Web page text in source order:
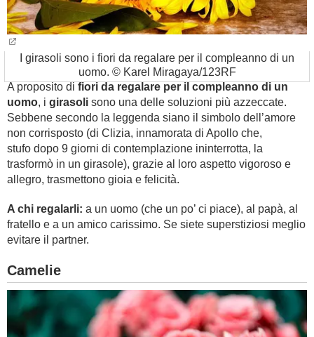
I girasoli sono i fiori da regalare per il compleanno di un
uomo. © Karel Miragaya/123RF
A proposito di fiori da regalare per il compleanno di un
uomo, i girasoli sono una delle soluzioni più azzeccate.
Sebbene secondo la leggenda siano il simbolo dell’amore
non corrisposto (di Clizia, innamorata di Apollo che,
stufo dopo 9 giorni di contemplazione ininterrotta, la
trasformò in un girasole), grazie al loro aspetto vigoroso e
allegro, trasmettono gioia e felicità.
A chi regalarli: a un uomo (che un po’ ci piace), al papà, al
fratello e a un amico carissimo. Se siete superstiziosi meglio
evitare il partner.
Camelie